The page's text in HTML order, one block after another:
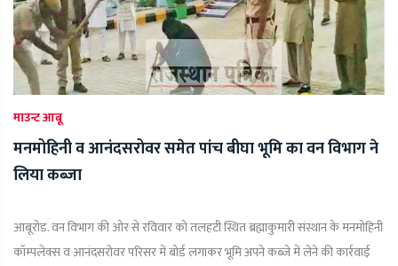
माउन्ट आबू
मनमोहिनी व आनंदसरोवर समेत पांच बीघा भूमि का वन विभाग ने
लिया कब्जा
आबूरोड. वन विभाग की ओर से रविवार को तलहटी स्थित ब्रह्माकुमारी संस्थान के मनमोहिनी
कॉम्पलेक्स व आनंदसरोवर परिसर में बोर्ड लगाकर भूमि अपने कब्जे में लेने की कार्रवाई